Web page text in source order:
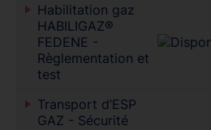
Habilitation gaz
HABILIGAZ®
FEDENE -
Règlementation et
test
Transport d’ESP
GAZ - Sécurité